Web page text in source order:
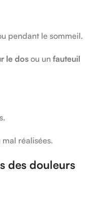
pendant le sommeil.
le dos ou un fauteuil
réalisées.
des douleurs